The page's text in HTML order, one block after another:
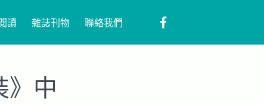
讀 雜誌刊物 聯絡我們
》中